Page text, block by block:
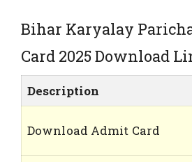
Bihar Karyalay
Card 2025 Download
Description
Download Admit Card